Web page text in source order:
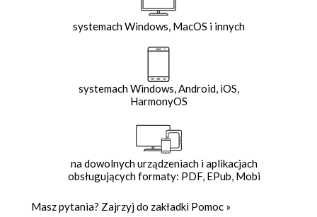
systemach Windows, MacOS i innych
systemach Windows, Android, iOS,
HarmonyOS
na dowolnych urządzeniach i aplikacjach
obsługujących formaty: PDF, EPub, Mobi
Masz pytania? Zajrzyj do zakładki Pomoc »